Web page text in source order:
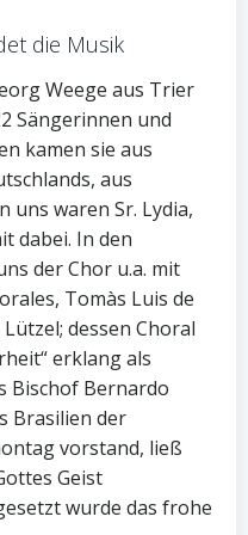
die Musik
Weege aus Trier
Sängerinnen und
kamen sie aus
aus
uns waren Sr. Lydia,
dabei. In den
der Chor u.a. mit
Tomàs Luis de
dessen Choral
erklang als
Bischof Bernardo
Brasilien der
vorstand, ließ
Geist
wurde das frohe